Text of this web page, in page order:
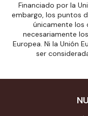
Financiado por la
embargo, los puntos
únicamente los
necesariamente
Europea. Ni la Unión
ser